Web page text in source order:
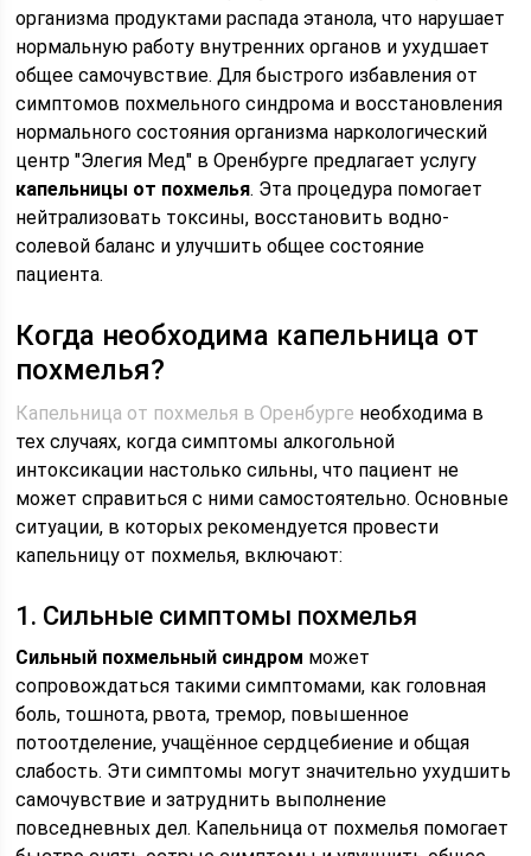
организма продуктами распада этанола, что нарушает
нормальную работу внутренних органов и ухудшает
общее самочувствие. Для быстрого избавления от
симптомов похмельного синдрома и восстановления
нормального состояния организма наркологический
центр "Элегия Мед" в Оренбурге предлагает услугу
капельницы от похмелья. Эта процедура помогает
нейтрализовать токсины, восстановить водно-
солевой баланс и улучшить общее состояние
пациента.
Когда необходима капельница от
похмелья?
Капельница от похмелья в Оренбурге необходима в
тех случаях, когда симптомы алкогольной
интоксикации настолько сильны, что пациент не
может справиться с ними самостоятельно. Основные
ситуации, в которых рекомендуется провести
капельницу от похмелья, включают:
1. Сильные симптомы похмелья
Сильный похмельный синдром может
сопровождаться такими симптомами, как головная
боль, тошнота, рвота, тремор, повышенное
потоотделение, учащённое сердцебиение и общая
слабость. Эти симптомы могут значительно ухудшить
самочувствие и затруднить выполнение
повседневных дел. Капельница от похмелья помогает